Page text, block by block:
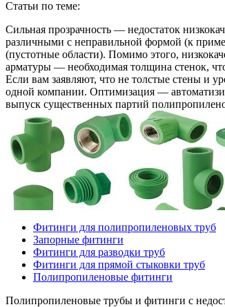
Статьи по теме:
Сильная прозрачность — недостаток
различными с неправильной формой (к
(пустотные области). Помимо этого,
арматуры — необходимая толщина стенок,
Если вам заявляют, что не толстые стены и
одной компании. Оптимизация —
выпуск существенных партий
Фитинги для полипропиленовых труб
Запорные фитинги
Фитинги для разводки труб
Фитинги для прямой стыковки труб
Полипропиленовые фитинги
Полипропиленовые трубы и фитинги с